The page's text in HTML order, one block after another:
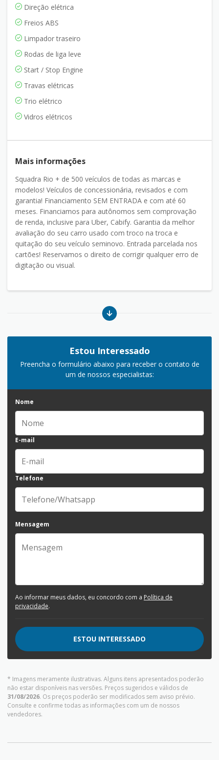
Direção elétrica
Freios ABS
Limpador traseiro
Rodas de liga leve
Start / Stop Engine
Travas elétricas
Trio elétrico
Vidros elétricos
Mais informações
Squadra Rio + de 500 veículos de todas as marcas e
modelos! Veículos de concessionária, revisados e com
garantia! Financiamento SEM ENTRADA e com até 60
meses. Financiamos para autônomos sem comprovação
de renda, inclusive para Uber, Cabify. Garantia da melhor
avaliação do seu carro usado com troco na troca e
quitação do seu veículo seminovo. Entrada parcelada nos
cartões! Reservamos o direito de corrigir qualquer erro de
digitação ou visual.
Estou Interessado
Preencha o formulário abaixo para receber o contato de
um de nossos especialistas:
Nome
E-mail
Telefone
Mensagem
Ao informar meus dados, eu concordo com a Política de
privacidade.
ESTOU INTERESSADO
* Imagens meramente ilustrativas. Alguns itens apresentados poderão
não estar disponíveis nas versões. Preços sugeridos e válidos de
31/08/2026. Os preços poderão ser modificados sem aviso prévio.
Consulte e confirme todas as informações com um de nossos
vendedores.